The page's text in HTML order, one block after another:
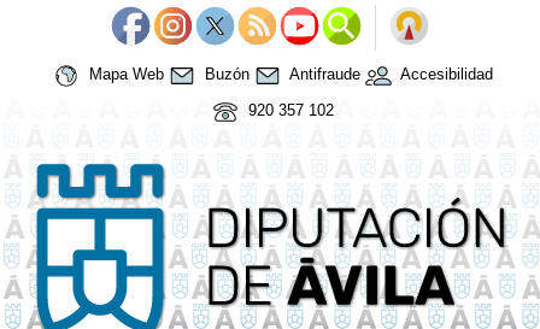
Mapa Web Buzón Antifraude
Accesibilidad
920 357 102